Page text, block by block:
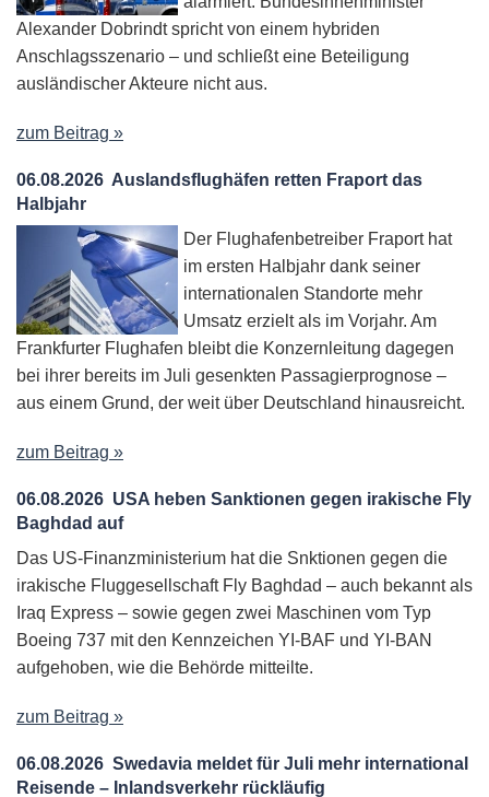
Alexander Dobrindt spricht von einem hybriden
Anschlagsszenario – und schließt eine Beteiligung
ausländischer Akteure nicht aus.
zum Beitrag »
06.08.2026 Auslandsflughäfen retten Fraport das
Halbjahr
Der Flughafenbetreiber Fraport hat
im ersten Halbjahr dank seiner
internationalen Standorte mehr
Umsatz erzielt als im Vorjahr. Am
Frankfurter Flughafen bleibt die Konzernleitung dagegen
bei ihrer bereits im Juli gesenkten Passagierprognose –
aus einem Grund, der weit über Deutschland hinausreicht.
zum Beitrag »
06.08.2026 USA heben Sanktionen gegen irakische Fly
Baghdad auf
Das US-Finanzministerium hat die Snktionen gegen die
irakische Fluggesellschaft Fly Baghdad – auch bekannt als
Iraq Express – sowie gegen zwei Maschinen vom Typ
Boeing 737 mit den Kennzeichen YI-BAF und YI-BAN
aufgehoben, wie die Behörde mitteilte.
zum Beitrag »
06.08.2026 Swedavia meldet für Juli mehr international
Reisende – Inlandsverkehr rückläufig